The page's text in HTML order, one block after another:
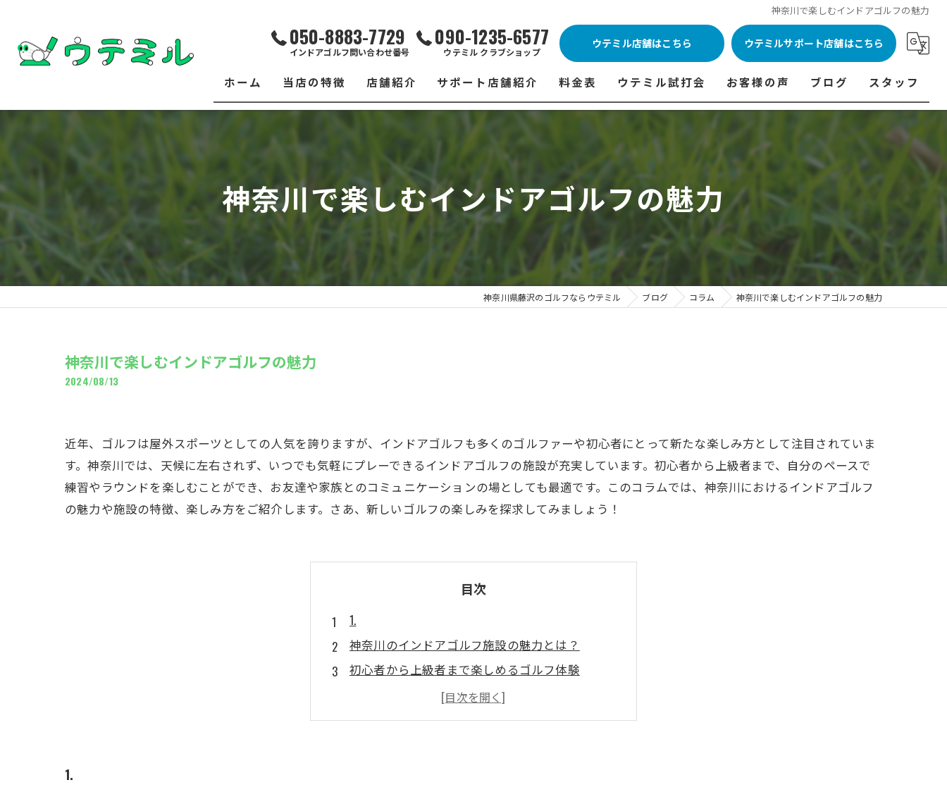
神奈川で楽しむインドアゴルフの魅力
050-8883-7729
インドアゴルフ問い合わせ番号
090-1235-6577
ウテミル クラブショップ
ウテミル店舗はこちら ウテミルサポート店舗はこちら
ホーム 当店の特徴
練習場
フィッティング
店舗紹介
ウテミル 浦安駅前店
市原インドアゴルフ
ウテミルスクール高崎店
サポート店舗紹介
シミュレーションゴルフ Caddy
スズヨンゴルフクラブ(SUZU4-GOLFCLUB)
料金表
浦安駅前店 料金表
市原インドアゴルフ 料金表
ウテミルスクール高崎店 料金表
サポート店舗 料金表
シミュレーションゴルフ Caddy 料金表
ウテミル試打会
ウテミル試打会とは・・・
ウテミル試打会日程
フィッテイング・試打会 商品ラインナップ一覧
よくある質問
試打会開催受付
お客様の声
フィッテイング・試打会参加者の声
ブログ スタッフ
代表あいさつ
神奈川で楽しむインドアゴルフの魅力
神奈川県藤沢のゴルフならウテミル ブログ コラム 神奈川で楽しむインドアゴルフの魅力
神奈川で楽しむインドアゴルフの魅力
2024/08/13
近年、ゴルフは屋外スポーツとしての人気を誇りますが、インドアゴルフも多くのゴルファーや初心者にとって新たな楽しみ方として注目されていま
す。神奈川では、天候に左右されず、いつでも気軽にプレーできるインドアゴルフの施設が充実しています。初心者から上級者まで、自分のペースで
練習やラウンドを楽しむことができ、お友達や家族とのコミュニケーションの場としても最適です。このコラムでは、神奈川におけるインドアゴルフ
の魅力や施設の特徴、楽しみ方をご紹介します。さあ、新しいゴルフの楽しみを探求してみましょう！
目次
1.
神奈川のインドアゴルフ施設の魅力とは？
初心者から上級者まで楽しめるゴルフ体験
インドアゴルフの設備と技術の進化
天候を気にせず遊べるインドアゴルフの利点
1.